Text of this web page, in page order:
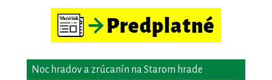
Noc hradov a zrúcanín na Starom hrade